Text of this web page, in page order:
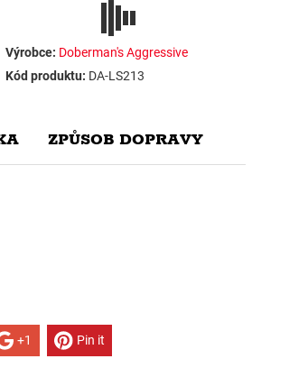
Výrobce: Doberman's Aggressive
Kód produktu: DA-LS213
ZPŮSOB DOPRAVY
+1 Pin it